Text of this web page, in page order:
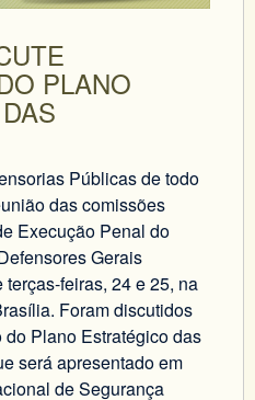
PLANO
Públicas de todo
das comissões
Execução Penal do
Gerais
feiras, 24 e 25, na
Foram discutidos
Plano Estratégico das
será apresentado em
de Segurança